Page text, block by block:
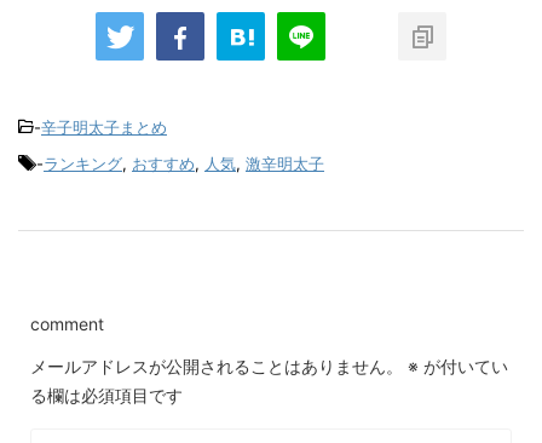
-辛子明太子まとめ
-ランキング, おすすめ, 人気, 激辛明太子
comment
メールアドレスが公開されることはありません。 ※ が付いてい
る欄は必須項目です